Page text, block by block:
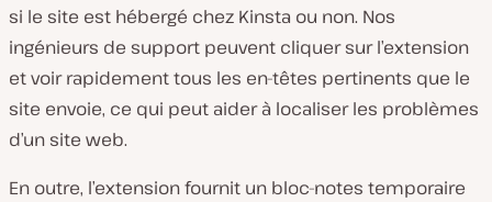
si le site est hébergé chez Kinsta ou non. Nos
ingénieurs de support peuvent cliquer sur l’extension
et voir rapidement tous les en-têtes pertinents que le
site envoie, ce qui peut aider à localiser les problèmes
d’un site web.
En outre, l’extension fournit un bloc-notes temporaire